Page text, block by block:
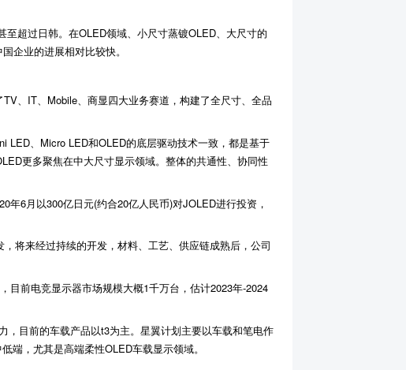
超过日韩。在OLED领域、小尺寸蒸镀OLED、大尺寸的
企业的进展相对比较快。
、IT、Mobile、商显四大业务赛道，构建了全尺寸、全品
LED、Micro LED和OLED的底层驱动技术一致，都是基于
更多聚焦在中大尺寸显示领域。整体的共通性、协同性
6月以300亿日元(约合20亿人民币)对JOLED进行投资，
将来经过持续的开发，材料、工艺、供应链成熟后，公司
目前电竞显示器市场规模大概1千万台，估计2023年-2024
，目前的车载产品以t3为主。星翼计划主要以车载和笔电作
端，尤其是高端柔性OLED车载显示领域。